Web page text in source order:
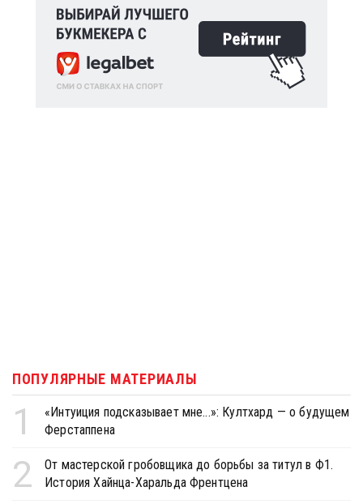
ПОПУЛЯРНЫЕ МАТЕРИАЛЫ
1
«Интуиция подсказывает мне...»: Култхард — о будущем
Ферстаппена
2
От мастерской гробовщика до борьбы за титул в Ф1.
История Хайнца-Харальда Френтцена